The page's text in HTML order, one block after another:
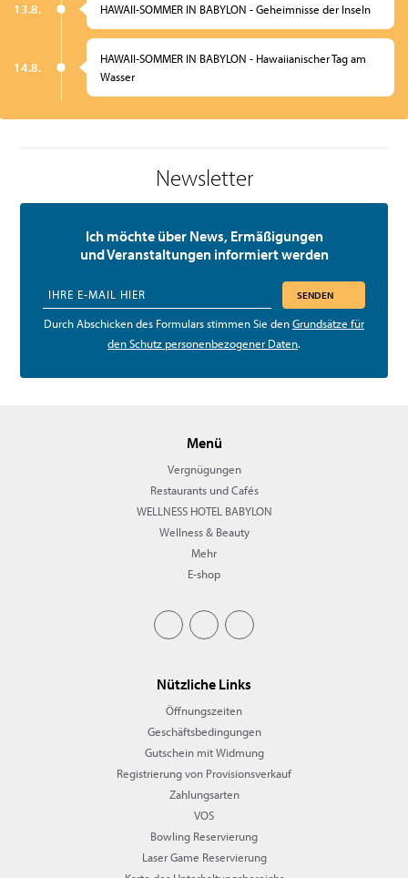
13.8. HAWAII-SOMMER IN BABYLON - Geheimnisse der Inseln
14.8.
HAWAII-SOMMER IN BABYLON - Hawaiianischer Tag am
Wasser
Newsletter
Ich möchte über News, Ermäßigungen
und Veranstaltungen informiert werden
SENDEN
Durch Abschicken des Formulars stimmen Sie denGrundsätze für
den Schutz personenbezogener Daten.
Menü
Vergnügungen
Restaurants und Cafés
WELLNESS HOTEL BABYLON
Wellness & Beauty
Mehr
E-shop
Nützliche Links
Öffnungszeiten
Geschäftsbedingungen
Gutschein mit Widmung
Registrierung von Provisionsverkauf
Zahlungsarten
VOS
Bowling Reservierung
Laser Game Reservierung